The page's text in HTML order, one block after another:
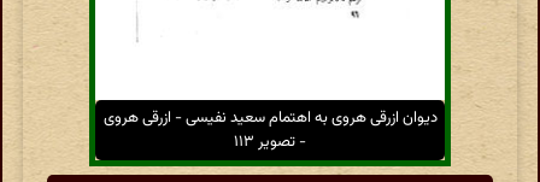
دیوان ازرقی هروی به اهتمام سعید نفیسی - ازرقی هروی
- تصویر ۱۱۳